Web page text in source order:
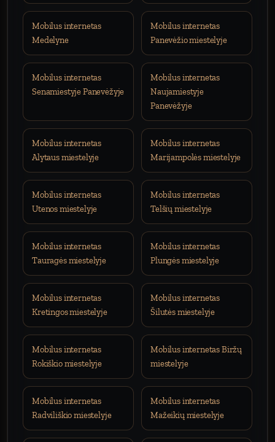
Mobilus internetas
Medelyne
Mobilus internetas
Panevėžio miestelyje
Mobilus internetas
Senamiestyje Panevėžyje
Mobilus internetas
Naujamiestyje
Panevėžyje
Mobilus internetas
Alytaus miestelyje
Mobilus internetas
Marijampolės miestelyje
Mobilus internetas
Utenos miestelyje
Mobilus internetas
Telšių miestelyje
Mobilus internetas
Tauragės miestelyje
Mobilus internetas
Plungės miestelyje
Mobilus internetas
Kretingos miestelyje
Mobilus internetas
Šilutės miestelyje
Mobilus internetas
Rokiškio miestelyje
Mobilus internetas Biržų
miestelyje
Mobilus internetas
Radviliškio miestelyje
Mobilus internetas
Mažeikių miestelyje